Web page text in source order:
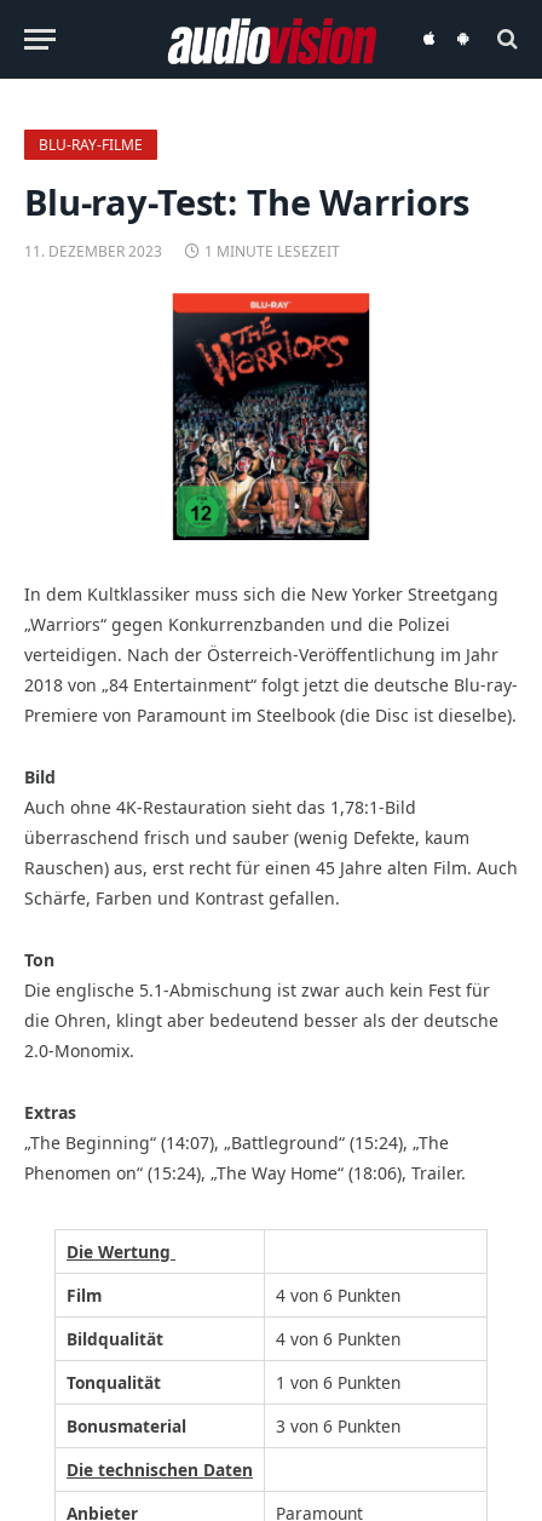
audiovisionaudiovision
BLU-RAY-FILME
Blu-ray-Test: The Warriors
11. DEZEMBER 2023 1 MINUTE LESEZEIT
In dem Kultklassiker muss sich die New Yorker Streetgang
„Warriors“ gegen Konkurrenzbanden und die Polizei
verteidigen. Nach der Österreich-Veröffentlichung im Jahr
2018 von „84 Entertainment“ folgt jetzt die deutsche Blu-ray-
Premiere von Paramount im Steelbook (die Disc ist dieselbe).
Bild
Auch ohne 4K-Restauration sieht das 1,78:1-Bild
überraschend frisch und sauber (wenig Defekte, kaum
Rauschen) aus, erst recht für einen 45 Jahre alten Film. Auch
Schärfe, Farben und Kontrast gefallen.
Ton
Die englische 5.1-Abmischung ist zwar auch kein Fest für
die Ohren, klingt aber bedeutend besser als der deutsche
2.0-Monomix.
Extras
„The Beginning“ (14:07), „Battleground“ (15:24), „The
Phenomen on“ (15:24), „The Way Home“ (18:06), Trailer.
Die Wertung
Film
4 von 6 Punkten
Bildqualität
4 von 6 Punkten
Tonqualität
1 von 6 Punkten
Bonusmaterial
3 von 6 Punkten
Die technischen Daten
Anbieter
Paramount